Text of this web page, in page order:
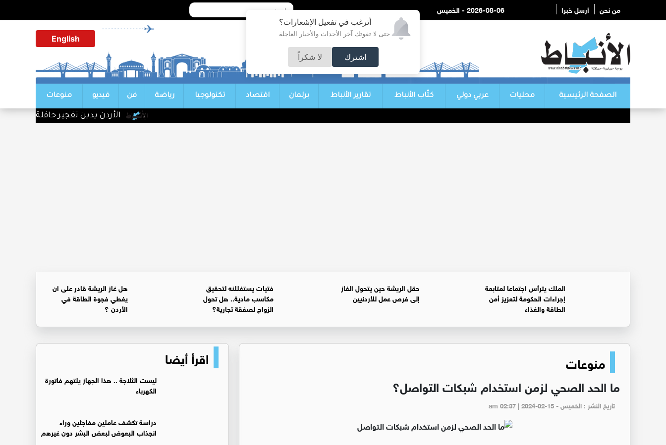
أترغب في تفعيل الإشعارات؟
حتى لا تفوتك آخر الأحداث والأخبار العاجلة
اشترك لا شكراً
من نحن أرسل خبرا 2026-08-06 - الخميس
English
الصفحة الرئيسية محليات عربي دولي كتّاب الأنباط تقارير الأنباط برلمان اقتصاد تكنولوجيا رياضة فن فيديو منوعات
الأردن يدين تفجير حافلة بجرمانا في
الملك يترأس اجتماعا لمتابعة
إجراءات الحكومة لتعزيز أمن
الطاقة والغذاء
حقل الريشة حين يتحول الغاز
إلى فرص عمل للأردنيين
فتيات يستغللنه لتحقيق
مكاسب مادية.. هل تحول
الزواج لصفقة تجارية؟
هل غاز الريشة قادر على ان
يغطي فجوة الطاقة في
الأردن ؟
منوعات
ما الحد الصحي لزمن استخدام شبكات التواصل؟
تاريخ النشر : الخميس - am 02:37 | 2024-02-15
اقرأ أيضا
ليست الثلاجة .. هذا الجهاز يلتهم فاتورة
الكهرباء
دراسة تكشف عاملين مفاجئين وراء
انجذاب البعوض لبعض البشر دون غيرهم